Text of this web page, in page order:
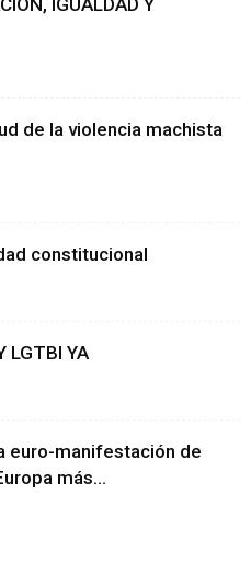
de la violencia machista
constitucional
LGTBI YA
euro-manifestación de
más...